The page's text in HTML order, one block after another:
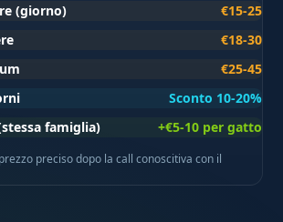
(giorno)
€15-25
€18-30
€25-45
Sconto 10-20%
famiglia)
+€5-10 per gatto
preciso dopo la call conoscitiva con il